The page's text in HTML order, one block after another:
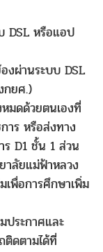
DSL หรือแอป
งผ่านระบบ DSL
กยศ.)
มดด้วยตนเองที่
าร หรือส่งทาง
D1 ชั้น 1 ส่วน
ลัยแม่ฟ้าหลวง
พื่อการศึกษาเพิ่ม
ประกาศและ
ดตามได้ที่